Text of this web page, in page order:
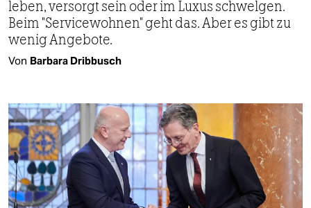
leben, versorgt sein oder im Luxus schwelgen.
Beim "Servicewohnen" geht das. Aber es gibt zu
wenig Angebote.
Von Barbara Dribbusch